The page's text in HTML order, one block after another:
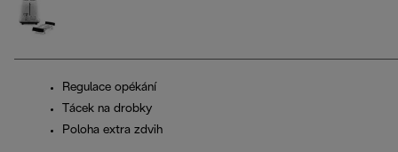
Regulace opékání
Tácek na drobky
Poloha extra zdvih